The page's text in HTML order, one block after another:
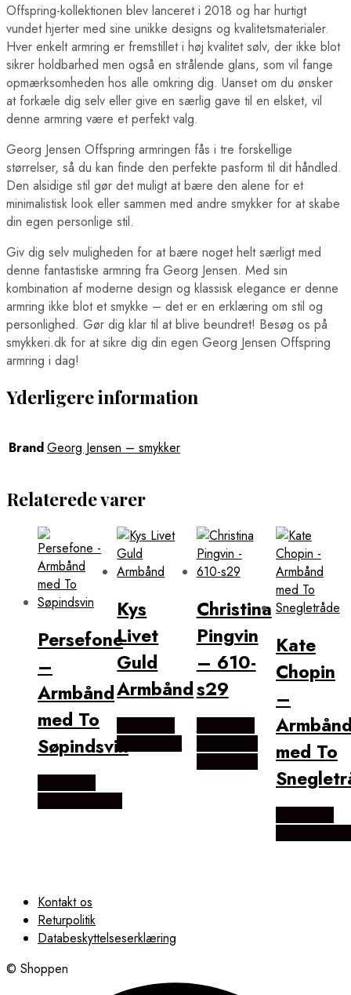
Offspring-kollektionen blev lanceret i 2018 og har hurtigt
vundet hjerter med sine unikke designs og kvalitetsmaterialer.
Hver enkelt armring er fremstillet i høj kvalitet sølv, der ikke blot
sikrer holdbarhed men også en strålende glans, som vil fange
opmærksomheden hos alle omkring dig. Uanset om du ønsker
at forkæle dig selv eller give en særlig gave til en elsket, vil
denne armring være et perfekt valg.
Georg Jensen Offspring armringen fås i tre forskellige
størrelser, så du kan finde den perfekte pasform til dit håndled.
Den alsidige stil gør det muligt at bære den alene for et
minimalistisk look eller sammen med andre smykker for at skabe
din egen personlige stil.
Giv dig selv muligheden for at bære noget helt særligt med
denne fantastiske armring fra Georg Jensen. Med sin
kombination af moderne design og klassisk elegance er denne
armring ikke blot et smykke – det er en erklæring om stil og
personlighed. Gør dig klar til at blive beundret! Besøg os på
smykkeri.dk for at sikre dig din egen Georg Jensen Offspring
armring i dag!
Yderligere information
BrandGeorg Jensen – smykker
Relaterede varer
Persefone
–
Armbånd
med To
Søpindsvin
Kys
Livet
Guld
Armbånd
Christina
Pingvin
– 610-
s29
Kate
Chopin
–
med To
Kontakt os
Returpolitik
Databeskyttelseserklæring
© Shoppen